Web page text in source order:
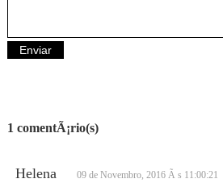
1 comentÃ¡rio(s)
Helena 09 de Novembro, 2016 Ã s 11:00:21